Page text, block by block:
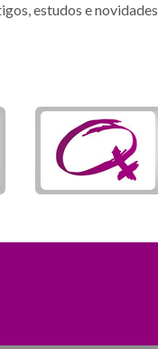
estudos e novidades